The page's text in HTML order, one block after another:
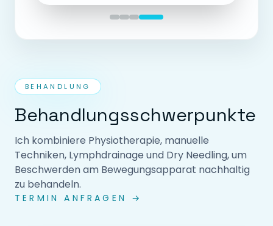
BEHANDLUNG
Behandlungsschwerpunkte
Ich kombiniere Physiotherapie, manuelle
Techniken, Lymphdrainage und Dry Needling, um
Beschwerden am Bewegungsapparat nachhaltig
zu behandeln.
TERMIN ANFRAGEN →